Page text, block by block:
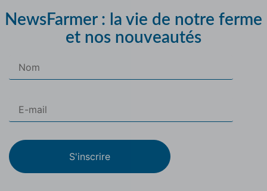
NewsFarmer : la vie de notre ferme
et nos nouveautés
S'inscrire